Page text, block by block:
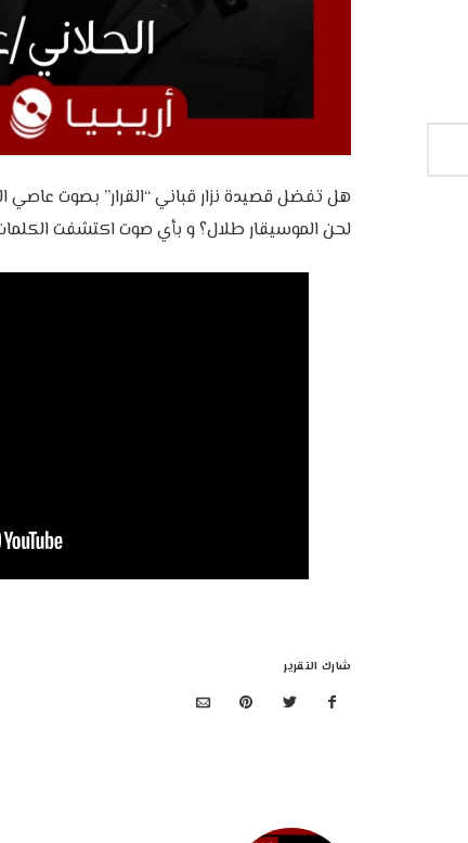
هل تفضل قصيدة نزار قباني “القرار” بصوت
لحن الموسيقار طلال؟ و بأي صوت اكتشفت
شارك التقرير